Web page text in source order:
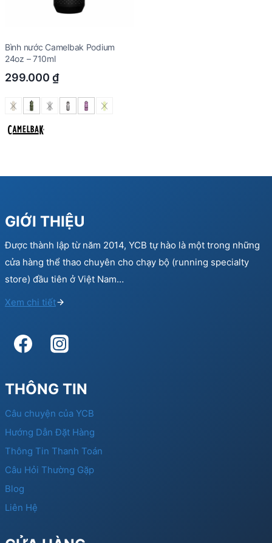
Bình nước Camelbak Podium
24oz – 710ml
299.000 ₫
GIỚI THIỆU
Được thành lập từ năm 2014, YCB tự hào là một trong những
cửa hàng thể thao chuyên cho chạy bộ (running specialty
store) đầu tiên ở Việt Nam…
Xem chi tiết
THÔNG TIN
Câu chuyện của YCB
Hướng Dẫn Đặt Hàng
Thông Tin Thanh Toán
Câu Hỏi Thường Gặp
Blog
Liên Hệ